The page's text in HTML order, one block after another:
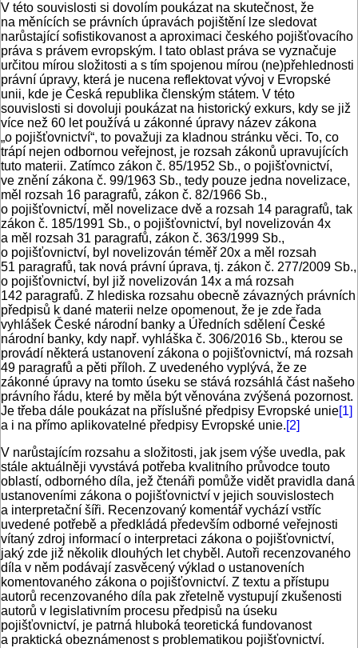
V této souvislosti si dovolím poukázat na skutečnost, že
na měnících se právních úpravách pojištění lze sledovat
narůstající sofistikovanost a aproximaci českého pojišťovacího
práva s právem evropským. I tato oblast práva se vyznačuje
určitou mírou složitosti a s tím spojenou mírou (ne)přehlednosti
právní úpravy, která je nucena reflektovat vývoj v Evropské
unii, kde je Česká republika členským státem. V této
souvislosti si dovoluji poukázat na historický exkurs, kdy se již
více než 60 let používá u zákonné úpravy název zákona
„o pojišťovnictví“, to považuji za kladnou stránku věci. To, co
trápí nejen odbornou veřejnost, je rozsah zákonů upravujících
tuto materii. Zatímco zákon č. 85/1952 Sb., o pojišťovnictví,
ve znění zákona č. 99/1963 Sb., tedy pouze jedna novelizace,
měl rozsah 16 paragrafů, zákon č. 82/1966 Sb.,
o pojišťovnictví, měl novelizace dvě a rozsah 14 paragrafů, tak
zákon č. 185/1991 Sb., o pojišťovnictví, byl novelizován 4x
a měl rozsah 31 paragrafů, zákon č. 363/1999 Sb.,
o pojišťovnictví, byl novelizován téměř 20x a měl rozsah
51 paragrafů, tak nová právní úprava, tj. zákon č. 277/2009 Sb.,
o pojišťovnictví, byl již novelizován 14x a má rozsah
142 paragrafů. Z hlediska rozsahu obecně závazných právních
předpisů k dané materii nelze opomenout, že je zde řada
vyhlášek České národní banky a Úředních sdělení České
národní banky, kdy např. vyhláška č. 306/2016 Sb., kterou se
provádí některá ustanovení zákona o pojišťovnictví, má rozsah
49 paragrafů a pěti příloh. Z uvedeného vyplývá, že ze
zákonné úpravy na tomto úseku se stává rozsáhlá část našeho
právního řádu, které by měla být věnována zvýšená pozornost.
Je třeba dále poukázat na příslušné předpisy Evropské unie[1]
a i na přímo aplikovatelné předpisy Evropské unie.[2]
V narůstajícím rozsahu a složitosti, jak jsem výše uvedla, pak
stále aktuálněji vyvstává potřeba kvalitního průvodce touto
oblastí, odborného díla, jež čtenáři pomůže vidět pravidla daná
ustanoveními zákona o pojišťovnictví v jejich souvislostech
a interpretační šíři. Recenzovaný komentář vychází vstříc
uvedené potřebě a předkládá především odborné veřejnosti
vítaný zdroj informací o interpretaci zákona o pojišťovnictví,
jaký zde již několik dlouhých let chyběl. Autoři recenzovaného
díla v něm podávají zasvěcený výklad o ustanoveních
komentovaného zákona o pojišťovnictví. Z textu a přístupu
autorů recenzovaného díla pak zřetelně vystupují zkušenosti
autorů v legislativním procesu předpisů na úseku
pojišťovnictví, je patrná hluboká teoretická fundovanost
a praktická obeznámenost s problematikou pojišťovnictví.